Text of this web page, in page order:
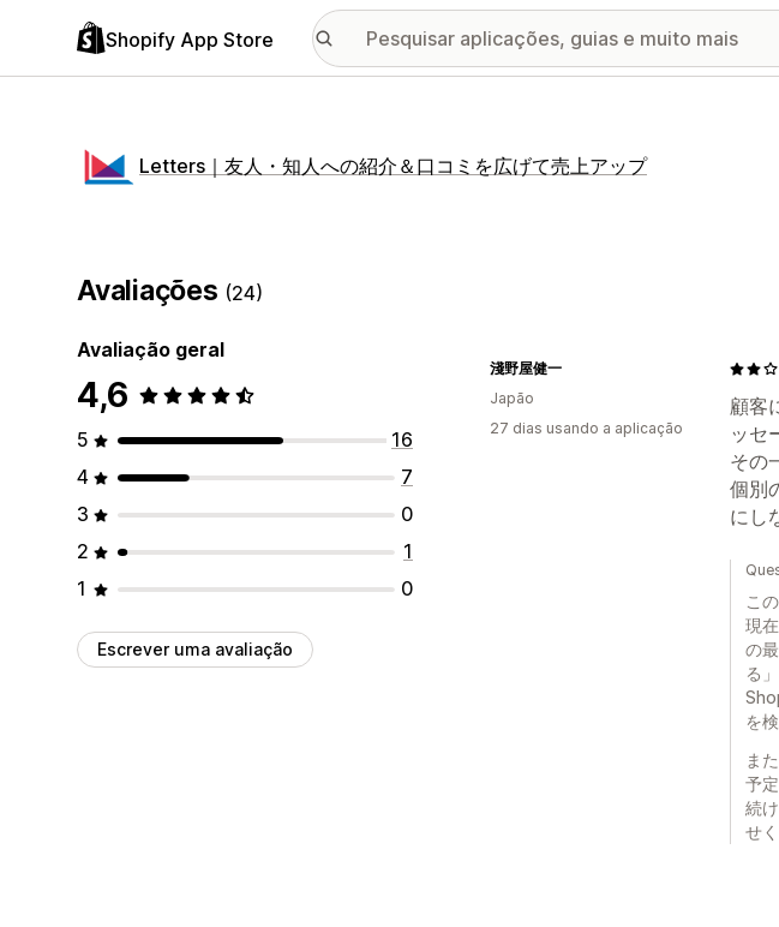
Shopify App Store
Letters｜友人・知人への紹介＆口コミを広げて売上アップ
Avaliações (24)
Avaliação geral
4,6
5
16
4
7
3
0
2
1
1
0
Escrever uma avaliação
顧客
ッセ
その
個別
にし
淺野屋健一
Japão
27 dias usando a aplicação
こ
現
の
る
を
ま
予
続
せ